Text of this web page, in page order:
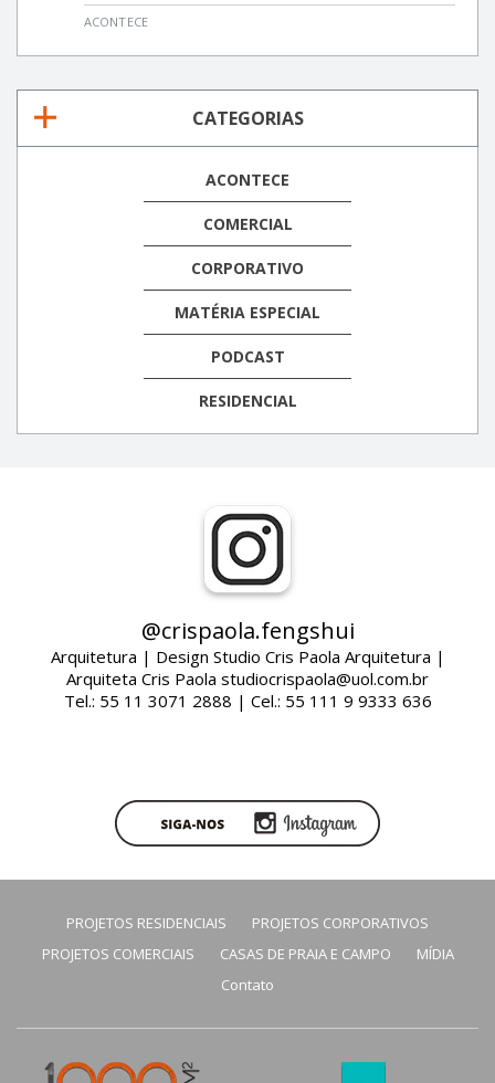
ACONTECE
CATEGORIAS
ACONTECE
COMERCIAL
CORPORATIVO
MATÉRIA ESPECIAL
PODCAST
RESIDENCIAL
@crispaola.fengshui
Arquitetura | Design Studio Cris Paola Arquitetura |
Arquiteta Cris Paola studiocrispaola@uol.com.br
Tel.: 55 11 3071 2888 | Cel.: 55 111 9 9333 636
PROJETOS RESIDENCIAIS
PROJETOS CORPORATIVOS
PROJETOS COMERCIAIS
CASAS DE PRAIA E CAMPO
MÍDIA
Contato